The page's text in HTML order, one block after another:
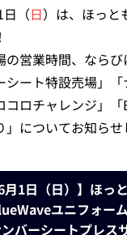
日（日）は、ほっと
の営業時間、なら
シート特設売場」
コロチャレンジ」
についてお知らせ
月1日（日）】ほっ
ユニフォー
バーシートプレス